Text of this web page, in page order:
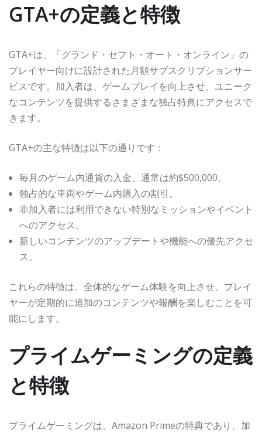
GTA+の定義と特徴
GTA+は、「グランド・セフト・オート・オンライン」の
プレイヤー向けに設計された月額サブスクリプションサー
ビスです。加入者は、ゲームプレイを向上させ、ユニーク
なコンテンツを提供するさまざまな独占特典にアクセスで
きます。
GTA+の主な特徴は以下の通りです：
毎月のゲーム内通貨の入金、通常は約$500,000。
独占的な車両やゲーム内購入の割引。
非加入者には利用できない特別なミッションやイベント
へのアクセス。
新しいコンテンツのアップデートや機能への優先アクセ
ス。
これらの特徴は、全体的なゲーム体験を向上させ、プレイ
ヤーが定期的に追加のコンテンツや報酬を楽しむことを可
能にします。
プライムゲーミングの定義
と特徴
プライムゲーミングは、Amazon Primeの特典であり、加